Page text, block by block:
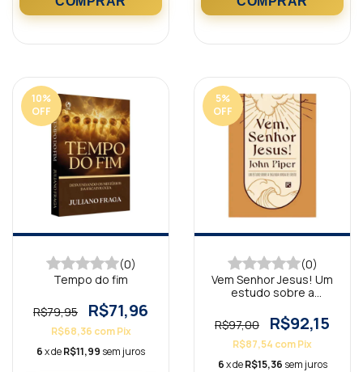
10%
OFF
(0)
Tempo do fim
R$79,95 R$71,96
R$68,36 com Pix
6x deR$11,99 sem juros
5%
OFF
(0)
Vem Senhor Jesus! Um
estudo sobre a
Cristo
R$97,00 R$92,15
R$87,54 comPix
6x deR$15,36 sem juros